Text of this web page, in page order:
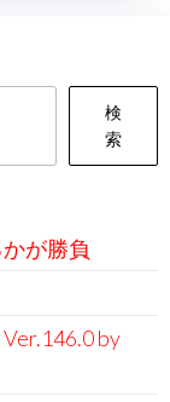
検
索
が勝負
by